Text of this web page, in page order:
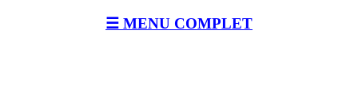
☰ MENU COMPLET